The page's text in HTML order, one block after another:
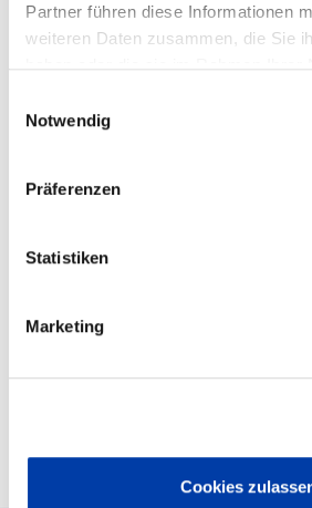
Partner führen diese Informationen
weiteren Daten zusammen, die Sie
Notwendig
Präferenzen
Statistiken
Marketing
Cookies
FORSCHUNGSEINRICHTUNGEN:
WIRTSCHAFTSZWEIGE: